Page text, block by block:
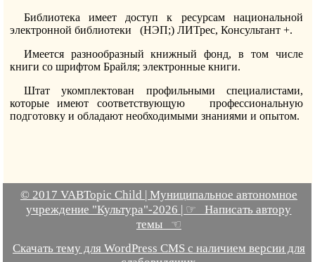
Библиотека имеет доступ к ресурсам национальной
электронной библиотеки (НЭП;) ЛИТрес, Консультант +.
Имеется разнообразный книжный фонд, в том числе
книги со шрифтом Брайля; электронные книги.
Штат укомплектован профильными специалистами,
которые имеют соответствующую профессиональную
подготовку и обладают необходимыми знаниями и опытом.
© 2017 VABTopic Child | Муниципальное автономное
учреждение "Культура"-2026 | ☞ Написать автору
темы ☜
Скачать тему для WordPress CMS с наличием версии для